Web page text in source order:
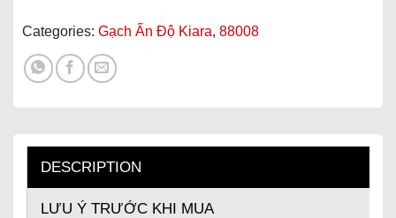
Categories: Gạch Ấn Độ Kiara, 88008
DESCRIPTION
LƯU Ý TRƯỚC KHI MUA